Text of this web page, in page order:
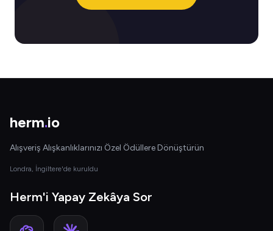
herm.io
Alışveriş Alışkanlıklarınızı Özel Ödüllere Dönüştürün
Londra, İngiltere'de kuruldu
Herm'i Yapay Zekâya Sor